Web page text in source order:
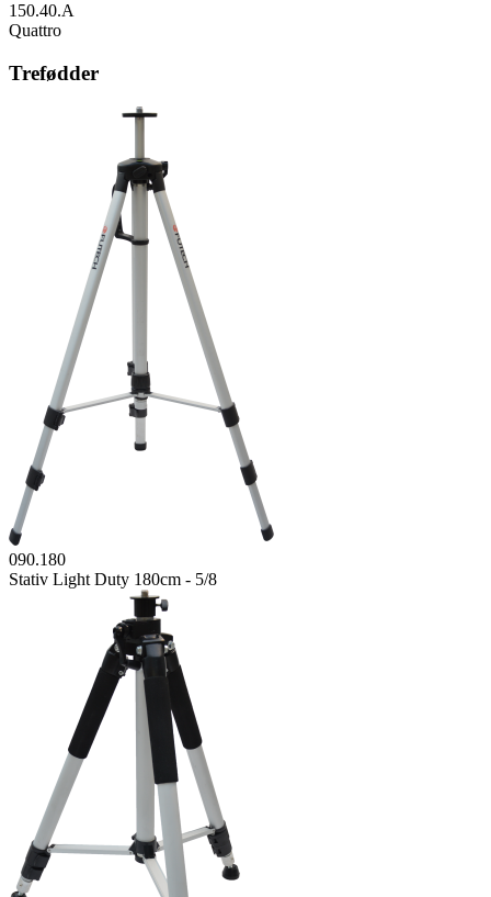
150.40.A
Quattro
Trefødder
090.180
Stativ Light Duty 180cm - 5/8